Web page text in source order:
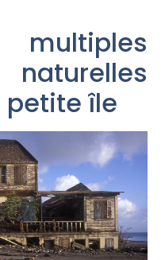
naturelles
île